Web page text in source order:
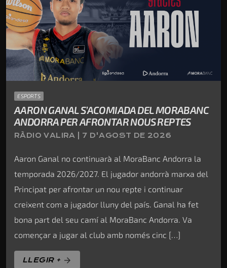
ESPORTS
AARON GANAL S’ACOMIADA DEL MORABANC
ANDORRA PER AFRONTAR NOUS REPTES
RÀDIO VALIRA | 7 D'AGOST DE 2026
Aaron Ganal no continuarà al MoraBanc Andorra la
temporada 2026/2027. El jugador andorrà marxa del
Principat per afrontar un nou repte i continuar
creixent com a jugador lluny del país. Ganal ha fet
bona part del seu camí al MoraBanc Andorra. Va
començar a jugar al club amb només cinc […]
LLEGIR + arrow_forward